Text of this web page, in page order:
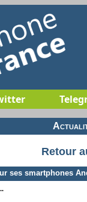
Retour
ses smartphones